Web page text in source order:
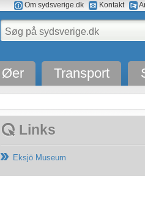
Om sydsverige.dk Kontakt
Øer Transport
Links
Eksjö Museum